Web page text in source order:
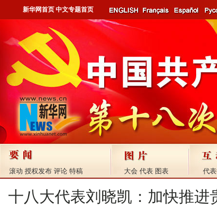
新华网首页 中文专题首页
滚动 授权发布 评论 特稿 大会 代表 图表 代
十八大代表刘晓凯：加快推进